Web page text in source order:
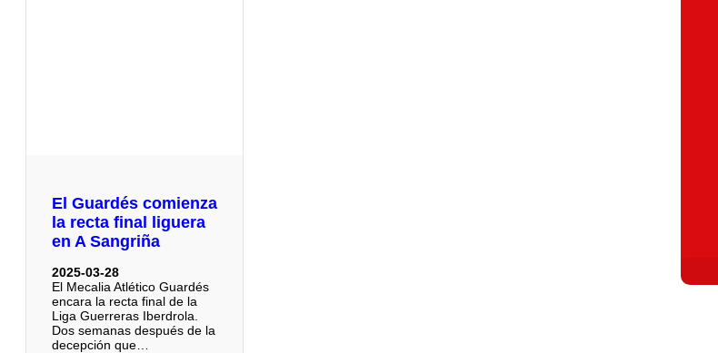
El Guardés comienza
la recta final liguera
en A Sangriña
2025-03-28
El Mecalia Atlético Guardés
encara la recta final de la
Liga Guerreras Iberdrola.
Dos semanas después de la
decepción que…